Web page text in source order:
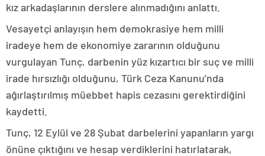
kız arkadaşlarının derslere alınmadığını anlattı.
Vesayetçi anlayışın hem demokrasiye hem milli
iradeye hem de ekonomiye zararının olduğunu
vurgulayan Tunç, darbenin yüz kızartıcı bir suç ve milli
irade hırsızlığı olduğunu, Türk Ceza Kanunu’nda
ağırlaştırılmış müebbet hapis cezasını gerektirdiğini
kaydetti.
Tunç, 12 Eylül ve 28 Şubat darbelerini yapanların yargı
önüne çıktığını ve hesap verdiklerini hatırlatarak,